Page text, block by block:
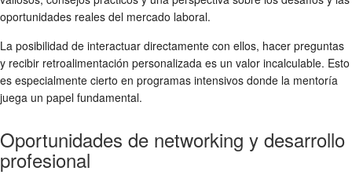
oportunidades reales del mercado laboral.
La posibilidad de interactuar directamente con ellos, hacer preguntas
y recibir retroalimentación personalizada es un valor incalculable. Esto
es especialmente cierto en programas intensivos donde la mentoría
juega un papel fundamental.
Oportunidades de networking y desarrollo
profesional